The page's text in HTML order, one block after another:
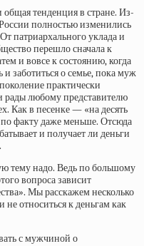
тенденция в стране. Из-
полностью изменились
патриархального уклада и
перешло сначала к
и вовсе к состоянию, когда
заботиться о семье, пока муж
практически
любому представителю
Как в песенке — «на десять
по факту даже меньше. Отсюда
и получает ли деньги
тему надо. Ведь по большому
вопроса зависит
Мы расскажем несколько
не относиться к деньгам как